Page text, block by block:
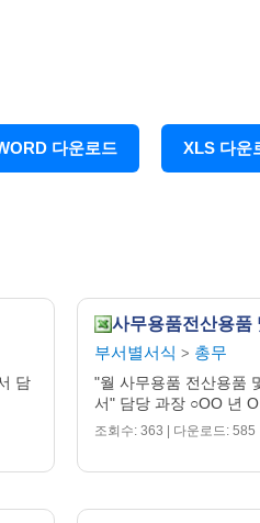
조정금액 : 원
다운로드 XLS 다운
담
사무용품전산용품
부서별서식 > 총무
"월 사무용품 전산용품
서" 담당 과장 ○OO 년 O
조회수: 363 | 다운로드: 585